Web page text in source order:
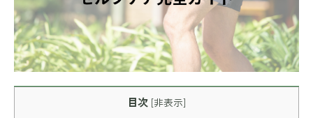
目次 [非表示]